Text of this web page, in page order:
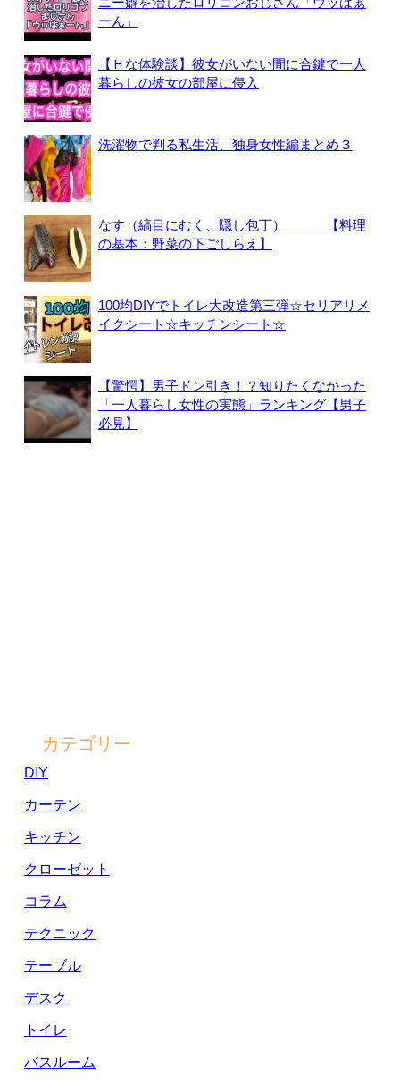
ーん」
【Ｈな体験談】彼女がいない間に合鍵で一人
暮らしの彼女の部屋に侵入
洗濯物で判る私生活、独身女性編まとめ３
なす（縞目にむく、隠し包丁） 【料理
の基本：野菜の下ごしらえ】
100均DIYでトイレ大改造第三弾☆セリアリメ
イクシート☆キッチンシート☆
【驚愕】男子ドン引き！？知りたくなかった
「一人暮らし女性の実態」ランキング【男子
必見】
カテゴリー
DIY
カーテン
キッチン
クローゼット
コラム
テクニック
テーブル
デスク
トイレ
バスルーム